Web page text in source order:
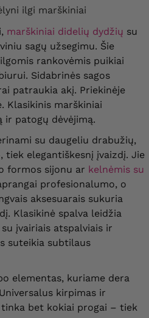
ilgi marškiniai
marškiniai didelių dydžių su
sagų užsegimu. Šie
rankovėmis puikiai
Sidabrinės sagos
patraukia akį. Priekinėje
Klasikinis marškiniai
patogų dėvėjimą.
su daugeliu drabužių,
tiek elegantiškesnį įvaizdį. Jie
formos sijonu ar kelnėmis su
profesionalumo, o
aksesuarais sukuria
Klasikinė spalva leidžia
įvairiais atspalviais ir
suteikia subtilaus
elementas, kuriame dera
kirpimas ir
bet kokiai progai – tiek